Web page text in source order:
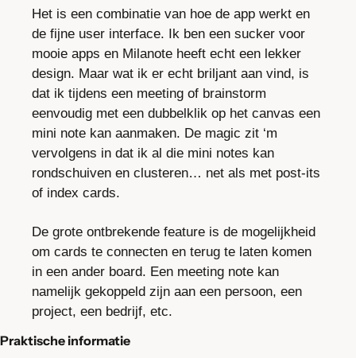
Het is een combinatie van hoe de app werkt en
de fijne user interface. Ik ben een sucker voor
mooie apps en Milanote heeft echt een lekker
design. Maar wat ik er echt briljant aan vind, is
dat ik tijdens een meeting of brainstorm
eenvoudig met een dubbelklik op het canvas een
mini note kan aanmaken. De magic zit ‘m
vervolgens in dat ik al die mini notes kan
rondschuiven en clusteren… net als met post-its
of index cards.
De grote ontbrekende feature is de mogelijkheid
om cards te connecten en terug te laten komen
in een ander board. Een meeting note kan
namelijk gekoppeld zijn aan een persoon, een
project, een bedrijf, etc.
Praktische informatie